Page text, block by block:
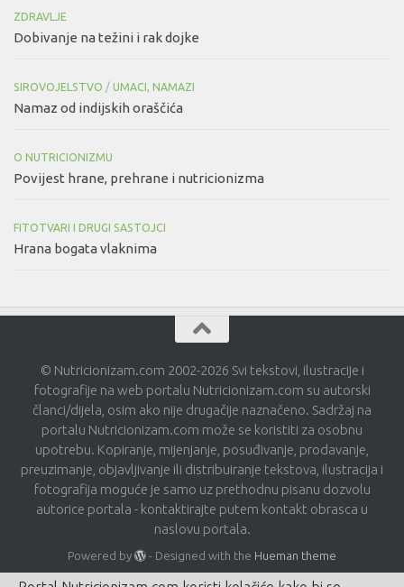
ZDRAVLJE
Dobivanje na težini i rak dojke
SIROVOJELSTVO / UMACI, NAMAZI
Namaz od indijskih oraščića
O NUTRICIONIZMU
Povijest hrane, prehrane i nutricionizma
FITOTVARI I DRUGI SASTOJCI
Hrana bogata vlaknima
© Nutricionizam.com 2002-2026 Svi tekstovi, ilustracije i
fotografije na web portalu Nutricionizam.com su autorski
članci/dijela, osim ako nije drugačije naznačeno. Sadržaj na
portalu Nutricionizam.com može se koristiti za osobnu
upotrebu. Kopiranje, mijenjanje, posuđivanje, prodavanje,
preuzimanje, objavljivanje ili distribuiranje tekstova, ilustracija i
fotografija moguće je samo uz prethodnu pisanu dozvolu
autorice portala - kontaktirajte putem kontakt obrasca u
naslovu portala.
Powered by - Designed with the Hueman theme